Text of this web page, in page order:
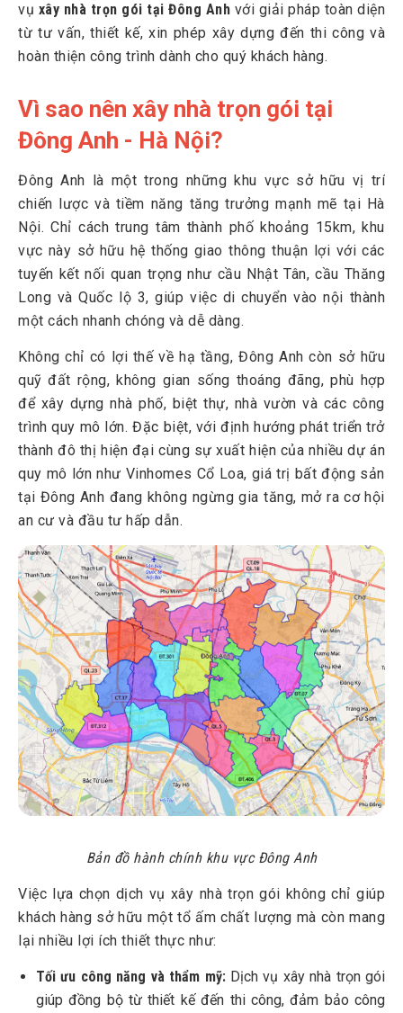
3 Quy trình xây nhà trọn gói tại Đông Anh của Trường Sinh
3.1 Bước 1: Tiếp nhận thông tin, khảo sát thực tế và tư vấn
3.3
Bước 3: Lên phương án thiết kế kiến trúc
3.4 Bước 4: Thiết kế chi tiết bản vẽ thi công
3.5
Bước 5: Lập dự toán và ký hợp đồng thi công trọn gói
3.6
Bước 6: Thi công xây nhà phần thô
3.7 Bước 7: Báo giá và ký hợp đồng thi công trọn gói chìa
khóa trao tay
3.8 Bước 8: Thi công hoàn thiện chìa khóa trao tay
Bước 9: Nghiệm thu, bàn giao và bảo hành công trình
4 Top 6 lợi ích khi xây nhà trọn gói tại Trường Sinh
4.1 Tiên phong về biện pháp thi công đổ bê tông toàn khối
4.2
Báo giá minh bạch, hạn chế phát sinh chi phí
4.3
Đội ngũ kiến trúc sư, kỹ sư, thợ thi công chuyên nghiệp
Thi công đúng tiến độ, giám sát chặt chẽ
4.5 Vật tư đúng chủng loại, chất lượng, tem mác đầy đủ
4.6 Chính sách bảo hành công trình rõ ràng
5 Dự án xây nhà trọn gói tiêu biểu của Trường Sinh tại Đông
Anh
5.1 Dự án xây nhà trọn gói tại Kim Nỗ - Đông Anh
5.2 Dự án thiết kế biệt thự tại Thư Lâm - Đông Anh
vụ xây nhà trọn gói tại Đông Anh với giải pháp toàn diện
từ tư vấn, thiết kế, xin phép xây dựng đến thi công và
hoàn thiện công trình dành cho quý khách hàng.
Vì sao nên xây nhà trọn gói tại
Đông Anh - Hà Nội?
Đông Anh là một trong những khu vực sở hữu vị trí
chiến lược và tiềm năng tăng trưởng mạnh mẽ tại Hà
Nội. Chỉ cách trung tâm thành phố khoảng 15km, khu
vực này sở hữu hệ thống giao thông thuận lợi với các
tuyến kết nối quan trọng như cầu Nhật Tân, cầu Thăng
Long và Quốc lộ 3, giúp việc di chuyển vào nội thành
một cách nhanh chóng và dễ dàng.
Không chỉ có lợi thế về hạ tầng, Đông Anh còn sở hữu
quỹ đất rộng, không gian sống thoáng đãng, phù hợp
để xây dựng nhà phố, biệt thự, nhà vườn và các công
trình quy mô lớn. Đặc biệt, với định hướng phát triển trở
thành đô thị hiện đại cùng sự xuất hiện của nhiều dự án
quy mô lớn như Vinhomes Cổ Loa, giá trị bất động sản
tại Đông Anh đang không ngừng gia tăng, mở ra cơ hội
an cư và đầu tư hấp dẫn.
Bản đồ hành chính khu vực Đông Anh
Việc lựa chọn dịch vụ xây nhà trọn gói không chỉ giúp
khách hàng sở hữu một tổ ấm chất lượng mà còn mang
lại nhiều lợi ích thiết thực như:
Tối ưu công năng và thẩm mỹ: Dịch vụ xây nhà trọn gói
giúp đồng bộ từ thiết kế đến thi công, đảm bảo công